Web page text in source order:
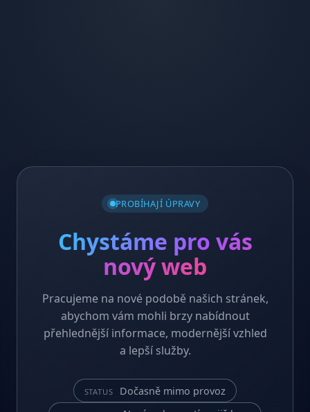
PROBÍHAJÍ ÚPRAVY
Chystáme pro vás
nový web
Pracujeme na nové podobě našich stránek,
abychom vám mohli brzy nabídnout
přehlednější informace, modernější vzhled
a lepší služby.
STATUS Dočasně mimo provoz